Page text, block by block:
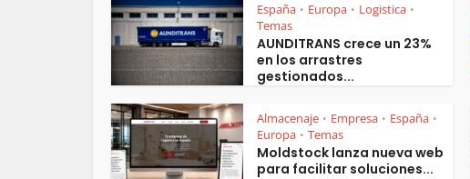
España • Europa • Logistica •
Temas
AUNDITRANS crece un 23%
en los arrastres
gestionados...
Almacenaje • Empresa • España •
Europa • Temas
Moldstock lanza nueva web
para facilitar soluciones...